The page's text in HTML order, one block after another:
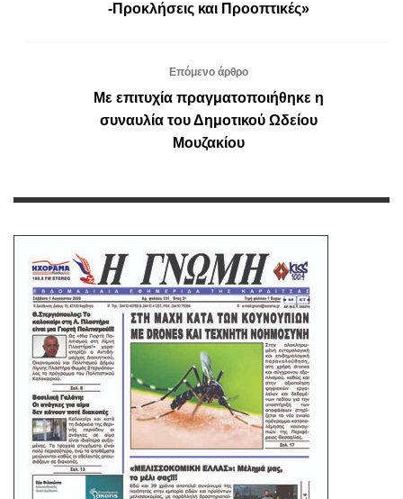
-Προκλήσεις και Προοπτικές»
Επόμενο άρθρο
Με επιτυχία πραγματοποιήθηκε η
συναυλία του Δημοτικού Ωδείου
Μουζακίου